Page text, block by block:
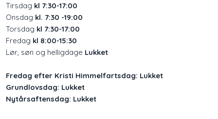
Tirsdag kl 7:30-17:00
Onsdag kl. 7:30 -19:00
Torsdag kl 7:30-17:00
Fredag kl 8:00-15:30
Lør, søn og helligdage Lukket
Fredag efter Kristi Himmelfartsdag: Lukket
Grundlovsdag: Lukket
Nytårsaftensdag: Lukket